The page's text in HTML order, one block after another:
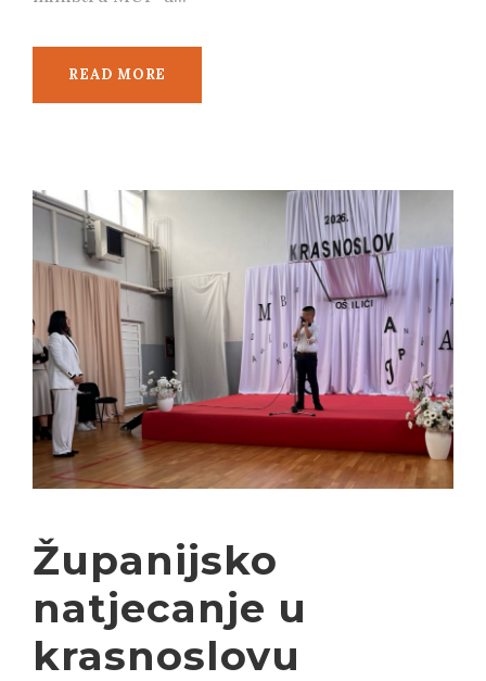
READ MORE
Županijsko
natjecanje u
krasnoslovu